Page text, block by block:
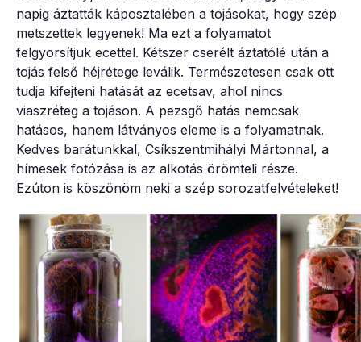
napig áztatták káposztalében a tojásokat, hogy szép
metszettek legyenek! Ma ezt a folyamatot
felgyorsítjuk ecettel. Kétszer cserélt áztatólé után a
tojás felső héjrétege leválik. Természetesen csak ott
tudja kifejteni hatását az ecetsav, ahol nincs
viaszréteg a tojáson. A pezsgő hatás nemcsak
hatásos, hanem látványos eleme is a folyamatnak.
Kedves barátunkkal, Csíkszentmihályi Mártonnal, a
hímesek fotózása is az alkotás örömteli része.
Ezúton is köszönöm neki a szép sorozatfelvételeket!